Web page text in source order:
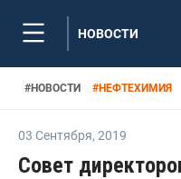
НОВОСТИ
#НОВОСТИ #НЕФТЕХИМИЯ
03 Сентября, 2019
Совет